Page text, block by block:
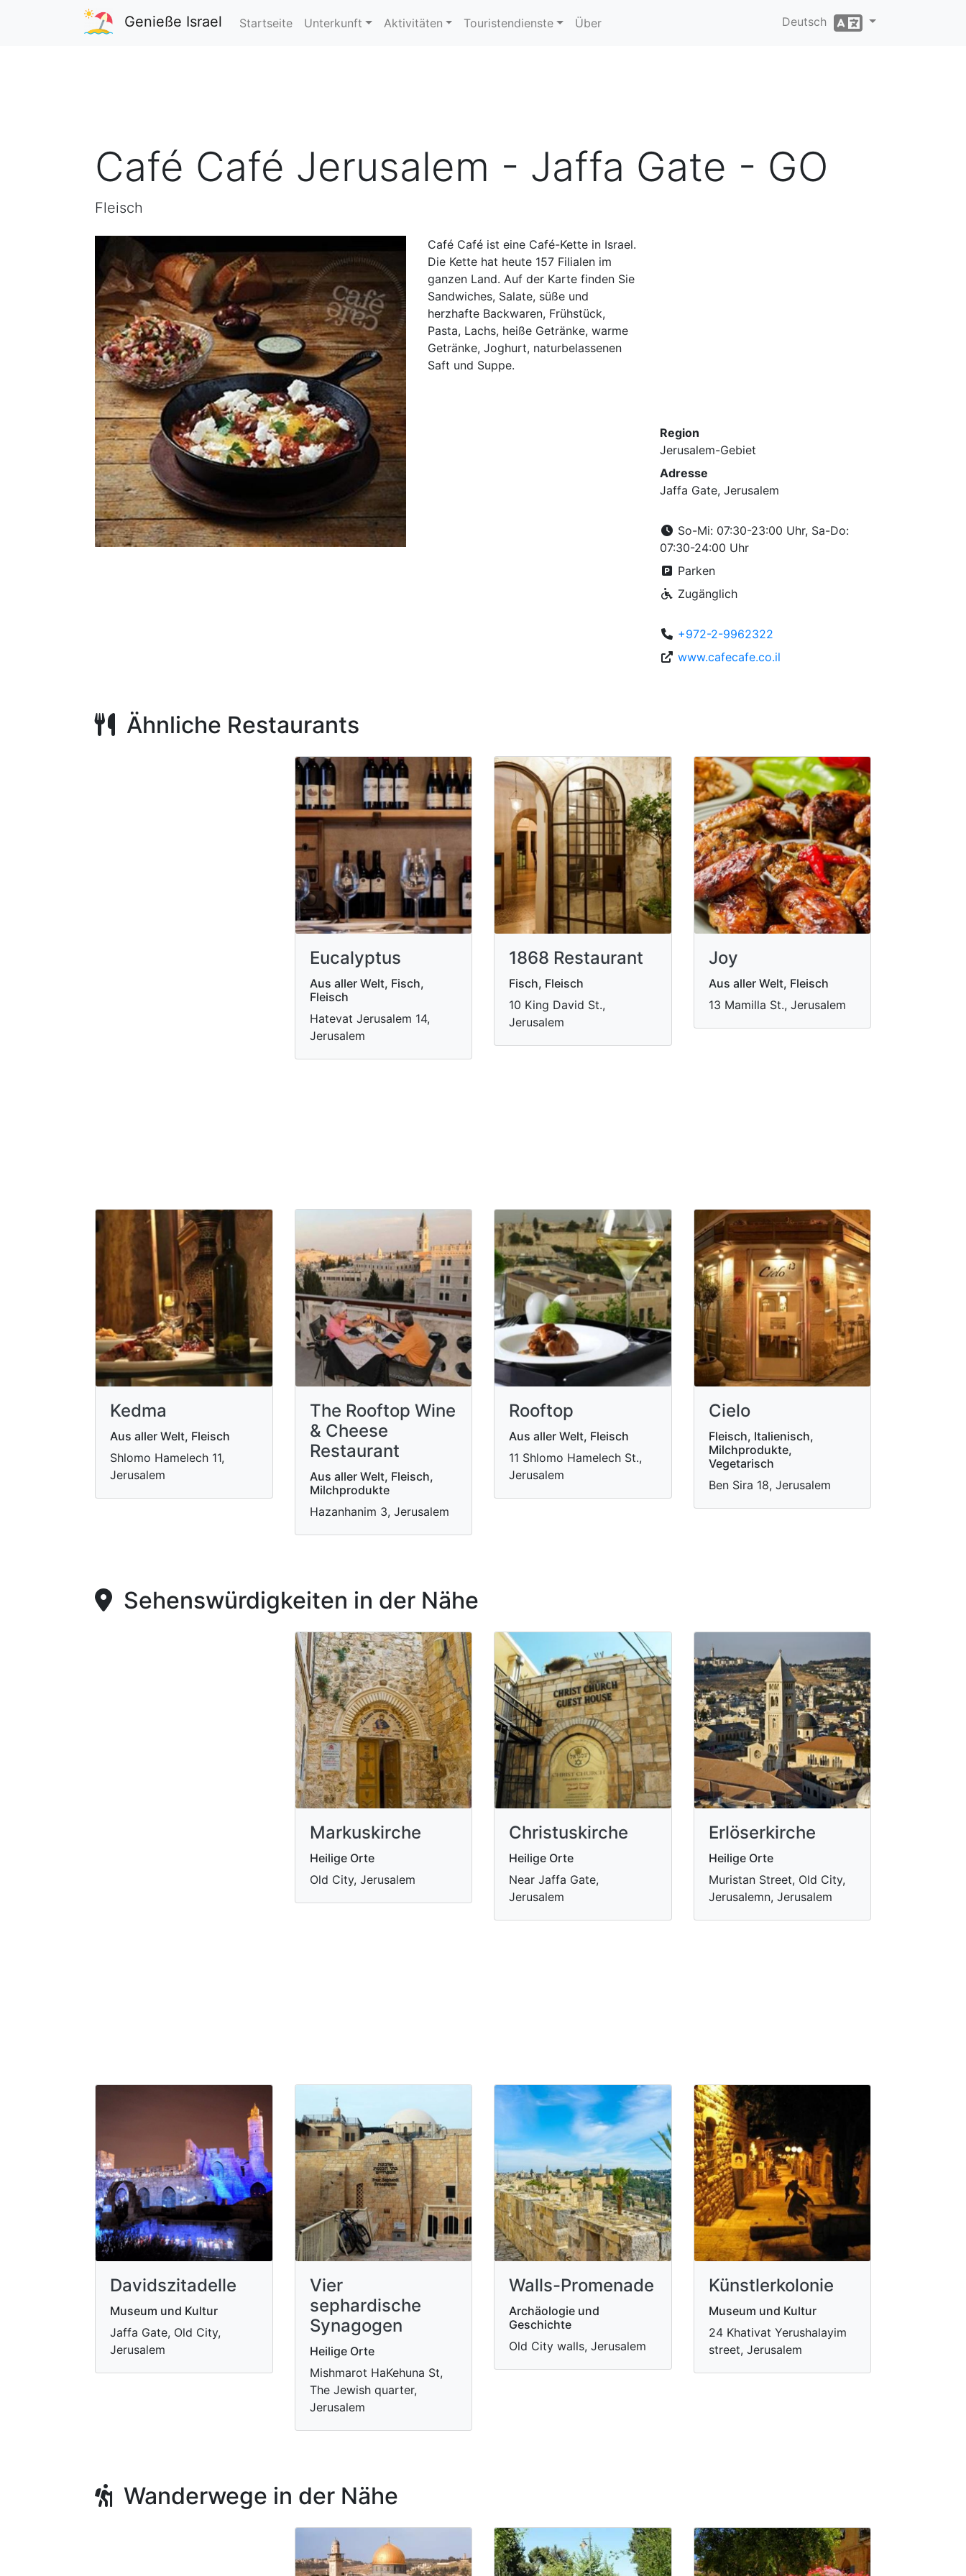
Genieße Israel Startseite Unterkunft Aktivitäten Touristendienste Über Deutsch
Café Café Jerusalem - Jaffa Gate - GO
Fleisch
Café Café ist eine Café-Kette in Israel.
Die Kette hat heute 157 Filialen im
ganzen Land. Auf der Karte finden Sie
Sandwiches, Salate, süße und
herzhafte Backwaren, Frühstück,
Pasta, Lachs, heiße Getränke, warme
Getränke, Joghurt, naturbelassenen
Saft und Suppe.
Region
Jerusalem-Gebiet
Adresse
Jaffa Gate, Jerusalem
So-Mi: 07:30-23:00 Uhr, Sa-Do:
07:30-24:00 Uhr
Parken
Zugänglich
+972-2-9962322
www.cafecafe.co.il
Ähnliche Restaurants
Eucalyptus
Aus aller Welt, Fisch,
Fleisch
Hatevat Jerusalem 14,
Jerusalem
1868 Restaurant
Fisch, Fleisch
10 King David St.,
Jerusalem
Joy
Aus aller Welt, Fleisch
13 Mamilla St., Jerusalem
Kedma
Aus aller Welt, Fleisch
Shlomo Hamelech 11,
Jerusalem
The Rooftop Wine
& Cheese
Restaurant
Aus aller Welt, Fleisch,
Milchprodukte
Hazanhanim 3, Jerusalem
Rooftop
Aus aller Welt, Fleisch
11 Shlomo Hamelech St.,
Jerusalem
Cielo
Fleisch, Italienisch,
Milchprodukte,
Vegetarisch
Ben Sira 18, Jerusalem
Sehenswürdigkeiten in der Nähe
Markuskirche
Heilige Orte
Old City, Jerusalem
Christuskirche
Heilige Orte
Near Jaffa Gate,
Jerusalem
Erlöserkirche
Heilige Orte
Muristan Street, Old City,
Jerusalemn, Jerusalem
Davidszitadelle
Museum und Kultur
Jaffa Gate, Old City,
Jerusalem
Vier
sephardische
Synagogen
Heilige Orte
Mishmarot HaKehuna St,
The Jewish quarter,
Jerusalem
Walls-Promenade
Archäologie und
Geschichte
Old City walls, Jerusalem
Künstlerkolonie
Museum und Kultur
24 Khativat Yerushalayim
street, Jerusalem
Wanderwege in der Nähe